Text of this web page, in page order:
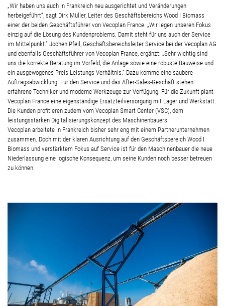
„Wir haben uns auch in Frankreich neu ausgerichtet und Veränderungen
herbeigeführt“, sagt Dirk Müller, Leiter des Geschäftsbereichs Wood I Biomass
einer der beiden Geschäftsführer von Vecoplan France. „Wir legen unseren Fokus
einzig auf die Lösung des Kundenproblems. Damit steht für uns auch der Service
im Mittelpunkt.“ Jochen Pfeil, Geschäftsbereichsleiter Service bei der Vecoplan AG
und ebenfalls Geschäftsführer von Vecoplan France, ergänzt: „Sehr wichtig sind
uns die korrekte Beratung im Vorfeld, die Anlage sowie eine robuste Bauweise und
ein ausgewogenes Preis-Leistungs-Verhältnis.“ Dazu komme eine saubere
Auftragsabwicklung. Für den Service und das After-Sales-Geschäft stehen
erfahrene Techniker und moderne Werkzeuge zur Verfügung. Für die Zukunft plant
Vecoplan France eine eigenständige Ersatzteilversorgung mit Lager und Werkstatt.
Die Kunden profitieren zudem vom Vecoplan Smart Center (VSC), dem
leistungsstarken Digitalisierungskonzept des Maschinenbauers.
Vecoplan arbeitete in Frankreich bisher sehr eng mit einem Partnerunternehmen
zusammen. Doch mit der klaren Ausrichtung auf den Geschäftsbereich Wood I
Biomass und verstärktem Fokus auf Service ist für den Maschinenbauer die neue
Niederlassung eine logische Konsequenz, um seine Kunden noch besser betreuen
zu können.